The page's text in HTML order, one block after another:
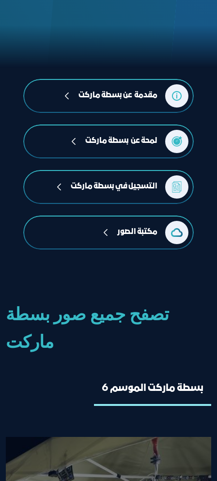
مقدمة  عن بسطة ماركت
لمحة عن  بسطة ماركت
التسجيل في بسطة ماركت
مكتبة الصور
تصفح جميع صور بسطة
بسطة ماركت الموسم 6